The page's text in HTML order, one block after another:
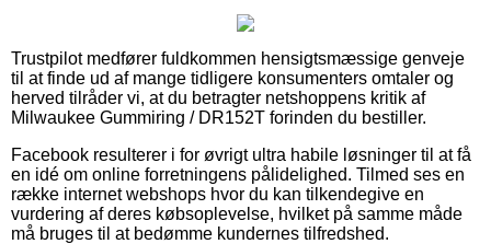
Trustpilot medfører fuldkommen hensigtsmæssige genveje
til at finde ud af mange tidligere konsumenters omtaler og
herved tilråder vi, at du betragter netshoppens kritik af
Milwaukee Gummiring / DR152T forinden du bestiller.
Facebook resulterer i for øvrigt ultra habile løsninger til at få
en idé om online forretningens pålidelighed. Tilmed ses en
række internet webshops hvor du kan tilkendegive en
vurdering af deres købsoplevelse, hvilket på samme måde
må bruges til at bedømme kundernes tilfredshed.